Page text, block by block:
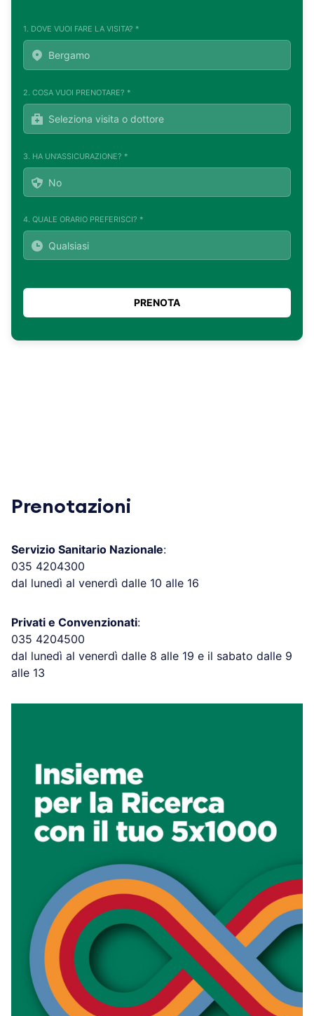
1. DOVE VUOI FARE LA VISITA? *
2. COSA VUOI PRENOTARE? *
3. HA UN'ASSICURAZIONE? *
4. QUALE ORARIO PREFERISCI? *
Prenotazioni
Servizio Sanitario Nazionale:
035 4204300
dal lunedì al venerdì dalle 10 alle 16
Privati e Convenzionati:
035 4204500
dal lunedì al venerdì dalle 8 alle 19 e il sabato dalle 9
alle 13